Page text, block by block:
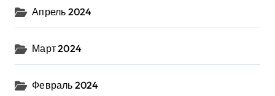
Апрель 2024
Март 2024
Февраль 2024